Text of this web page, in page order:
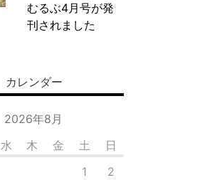
むるぶ4月号が発
刊されました
カレンダー
2026年8月
水 木 金 土 日
1 2